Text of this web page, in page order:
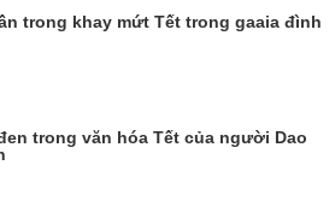
trong khay mứt Tết trong gaaia đình
trong văn hóa Tết của người Dao